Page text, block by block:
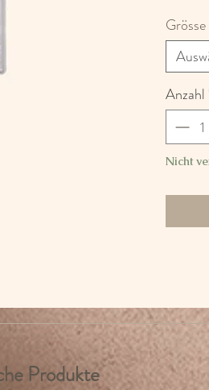
Grösse
Anzahl
Nicht
Produkte